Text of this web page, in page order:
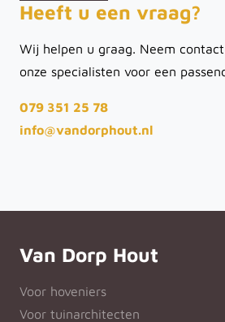
Heeft u een vraag?
Wij helpen u graag. Neem
onze specialisten voor een
079 351 25 78
info@vandorphout.nl
Van Dorp Hout
Voor hoveniers
Voor tuinarchitecten